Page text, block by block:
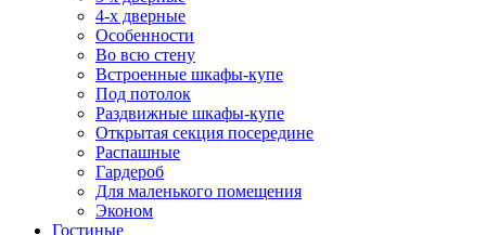
4-х дверные
Особенности
Во всю стену
Встроенные шкафы-купе
Под потолок
Раздвижные шкафы-купе
Открытая секция посередине
Распашные
Гардероб
Для маленького помещения
Эконом
Гостиные